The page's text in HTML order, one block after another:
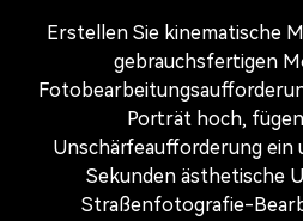
Erstellen Sie kinematische
gebrauchsfertigen
Porträt hoch,
Unschärfeaufforderung ein
Sekunden ästhetische
Straßenfotografie-